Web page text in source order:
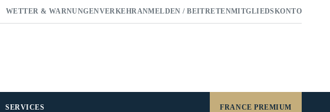
WETTER & WARNUNGENVERKEHRANMELDEN / BEITRETENMITGLIEDSKONTO
SERVICES FRANCE PREMIUM